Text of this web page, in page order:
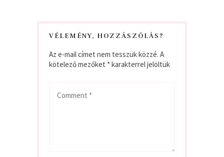
VÉLEMÉNY, HOZZÁSZÓLÁS?
Az e-mail címet nem tesszük közzé. A
kötelező mezőket *karakterrel jelöltük